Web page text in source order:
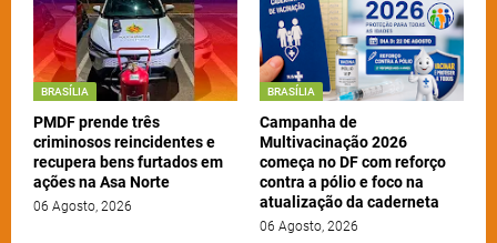
BRASÍLIA
PMDF prende três
criminosos reincidentes e
recupera bens furtados em
ações na Asa Norte
06 Agosto, 2026
BRASÍLIA
Campanha de
Multivacinação 2026
começa no DF com reforço
contra a pólio e foco na
atualização da caderneta
06 Agosto, 2026